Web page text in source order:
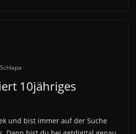
10jähriges
und bist immer auf der Suche